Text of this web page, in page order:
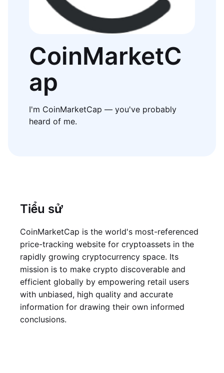
CoinMarketC
ap
I'm CoinMarketCap — you've probably
heard of me.
Tiểu sử
CoinMarketCap is the world's most-referenced
price-tracking website for cryptoassets in the
rapidly growing cryptocurrency space. Its
mission is to make crypto discoverable and
efficient globally by empowering retail users
with unbiased, high quality and accurate
information for drawing their own informed
conclusions.